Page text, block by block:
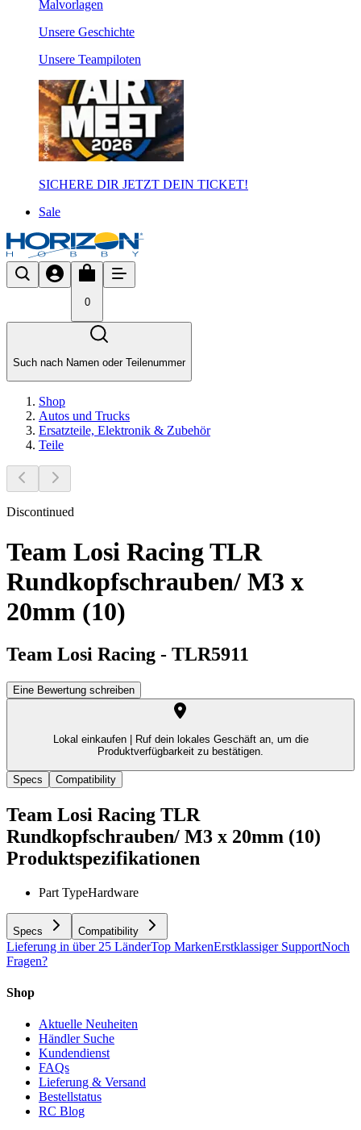
Malvorlagen
Unsere Geschichte
Unsere Teampiloten
SICHERE DIR JETZT DEIN TICKET!
Sale
0
Such nach Namen oder Teilenummer
Shop
Autos und Trucks
Ersatzteile, Elektronik & Zubehör
Teile
Discontinued
Team Losi Racing TLR
Rundkopfschrauben/ M3 x
20mm (10)
Team Losi Racing - TLR5911
Eine Bewertung schreiben
Lokal einkaufen |
Ruf dein lokales Geschäft an, um die
Produktverfügbarkeit zu bestätigen.
Specs Compatibility
Team Losi Racing TLR
Rundkopfschrauben/ M3 x 20mm (10)
Produktspezifikationen
Part TypeHardware
Specs Compatibility
Lieferung in über 25 LänderTop MarkenErstklassiger SupportNoch
Fragen?
Shop
Aktuelle Neuheiten
Händler Suche
Kundendienst
FAQs
Lieferung & Versand
Bestellstatus
RC Blog